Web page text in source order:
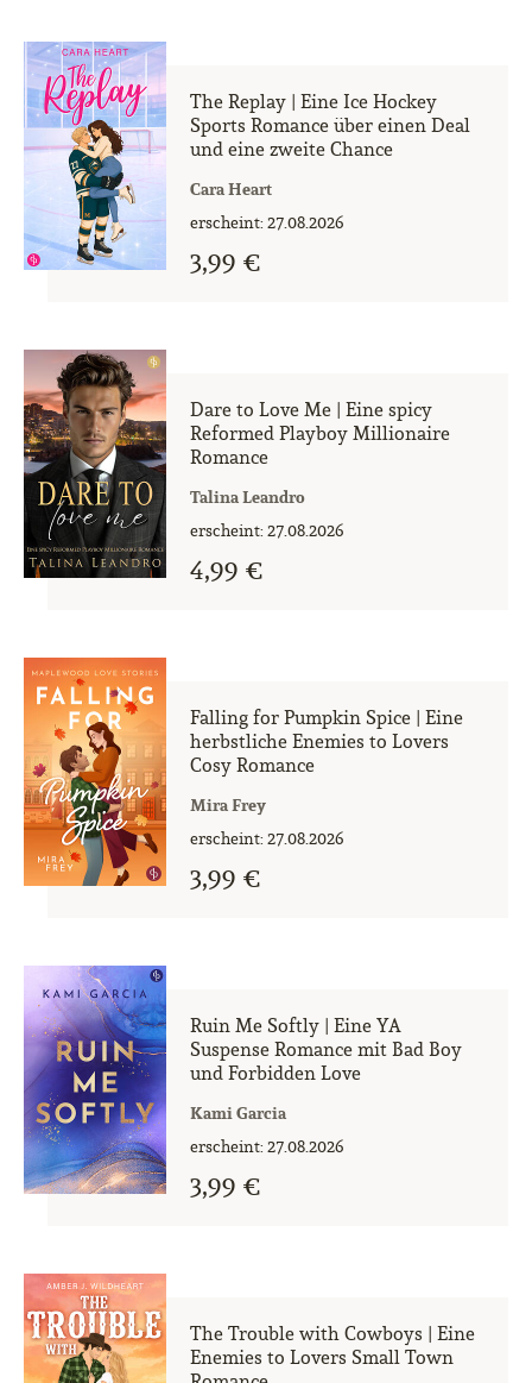
The Replay | Eine Ice Hockey
Sports Romance über einen Deal
und eine zweite Chance
Cara Heart
erscheint: 27.08.2026
3,99 €
Dare to Love Me | Eine spicy
Reformed Playboy Millionaire
Romance
Talina Leandro
erscheint: 27.08.2026
4,99 €
Falling for Pumpkin Spice | Eine
herbstliche Enemies to Lovers
Cosy Romance
Mira Frey
erscheint: 27.08.2026
3,99 €
Ruin Me Softly | Eine YA
Suspense Romance mit Bad Boy
und Forbidden Love
Kami Garcia
erscheint: 27.08.2026
3,99 €
The Trouble with Cowboys | Eine
Enemies to Lovers Small Town